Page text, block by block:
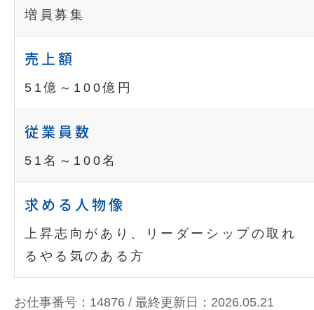
増員募集
売上額
51億～100億円
従業員数
51名～100名
求める人物像
上昇志向があり、リーダーシップの取れ
るやる気のある方
お仕事番号：14876 / 最終更新日：2026.05.21